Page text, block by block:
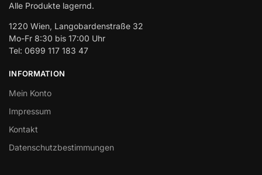
Alle Produkte lagernd.
1220 Wien, Langobardenstraße 32
Mo-Fr 8:30 bis 17:00 Uhr
Tel: 0699 117 183 47
INFORMATION
Mein Konto
Impressum
Kontakt
Datenschutzbestimmungen